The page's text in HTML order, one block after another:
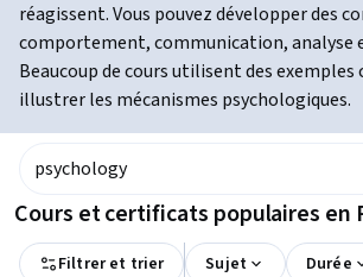
réagissent. Vous pouvez développer des
comportement, communication, analyse
Beaucoup de cours utilisent des
illustrer les mécanismes psychologiques.
Cours et certificats populaires en
Filtrer et trier Sujet Durée